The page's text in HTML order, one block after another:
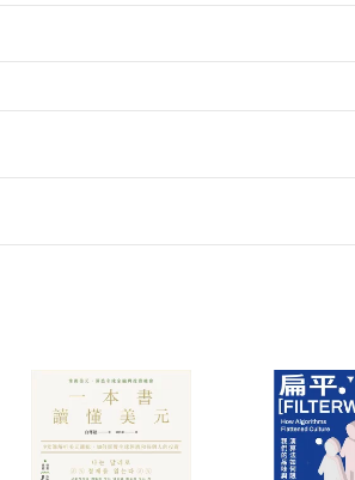
第2條第5款之規定，「非以有形媒介提
點選「瀏覽訂單明細」 「申請取消訂單/
貨。
付款方式
Payment
完成